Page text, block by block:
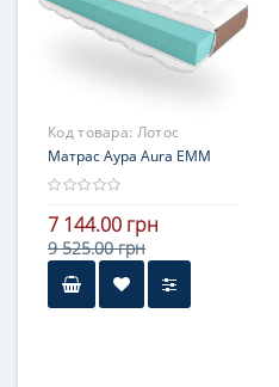
Код товара: Лотос
Матрас Аура Aura ЕММ
7 144.00 грн
9 525.00 грн